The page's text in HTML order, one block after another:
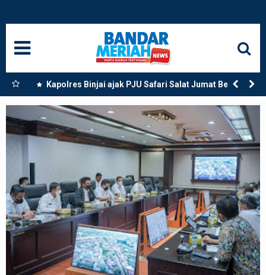
Kapolres Binjai ajak PJU Safari Salat Jumat Bersama
Masyarakat di Masjid Agung Kota Binjai
NASIONAL
SUMUT
MEDAN
LANGKAT
ACEH
BISNIS
EDUKASI
ADVETORIAL